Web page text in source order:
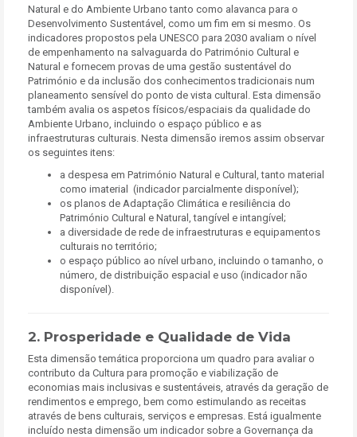
Natural e do Ambiente Urbano tanto como alavanca para o
Desenvolvimento Sustentável, como um fim em si mesmo. Os
indicadores propostos pela UNESCO para 2030 avaliam o nível
de empenhamento na salvaguarda do Património Cultural e
Natural e fornecem provas de uma gestão sustentável do
Património e da inclusão dos conhecimentos tradicionais num
planeamento sensível do ponto de vista cultural. Esta dimensão
também avalia os aspetos físicos/espaciais da qualidade do
Ambiente Urbano, incluindo o espaço público e as
infraestruturas culturais. Nesta dimensão iremos assim observar
os seguintes itens:
a despesa em Património Natural e Cultural, tanto material
como imaterial (indicador parcialmente disponível);
os planos de Adaptação Climática e resiliência do
Património Cultural e Natural, tangível e intangível;
a diversidade de rede de infraestruturas e equipamentos
culturais no território;
o espaço público ao nível urbano, incluindo o tamanho, o
número, de distribuição espacial e uso (indicador não
disponível).
2. Prosperidade e Qualidade de Vida
Esta dimensão temática proporciona um quadro para avaliar o
contributo da Cultura para promoção e viabilização de
economias mais inclusivas e sustentáveis, através da geração de
rendimentos e emprego, bem como estimulando as receitas
através de bens culturais, serviços e empresas. Está igualmente
incluído nesta dimensão um indicador sobre a Governança da